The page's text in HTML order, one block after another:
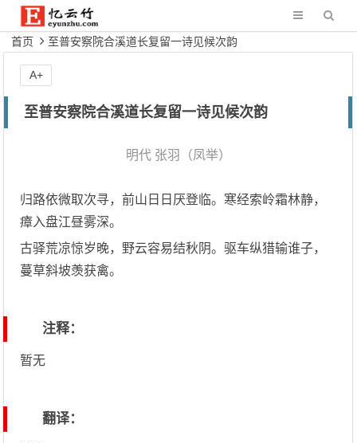
首页 至普安察院合溪道长复留一诗见候次韵
至普安察院合溪道长复留一诗见候次韵
明代 张羽（凤举）
归路依微取次寻，前山日日厌登临。寒经索岭霜林静，
瘴入盘江昼雾深。
古驿荒凉惊岁晚，野云容易结秋阴。驱车纵猎输谁子，
蔓草斜坡羡获禽。
注释：
暂无
翻译：
A+